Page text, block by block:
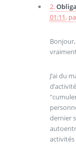
2.
01:11,
J’ai du
dernier
activités